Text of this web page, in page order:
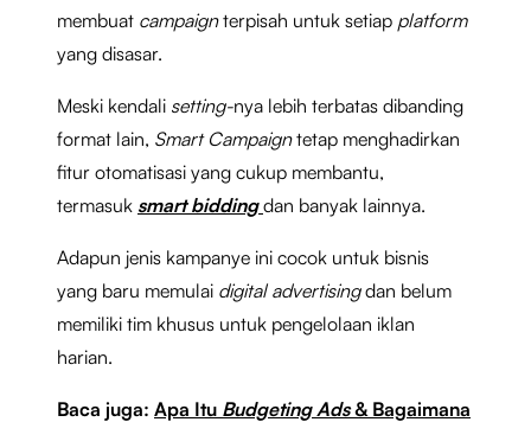
membuat campaignterpisah untuk setiap platform
yang disasar.
Meski kendali setting-nya lebih terbatas dibanding
format lain, Smart Campaigntetap menghadirkan
fitur otomatisasi yang cukup membantu,
termasuk smart bidding dan banyak lainnya.
Adapun jenis kampanye ini cocok untuk bisnis
yang baru memulai digital advertisingdan belum
memiliki tim khusus untuk pengelolaan iklan
harian.
Baca juga: Apa Itu Budgeting Ads& Bagaimana